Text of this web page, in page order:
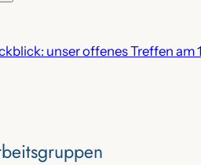
unser offenes Treffen am